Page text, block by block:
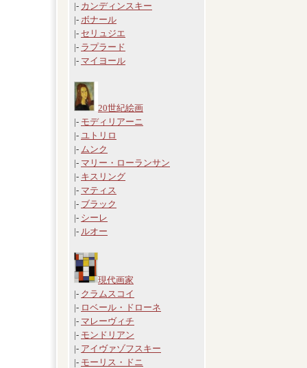
|- カンディンスキー
|- ボナール
|- セリュジエ
|- ラプラード
|- マイヨール
20世紀絵画
|- モディリアーニ
|- ユトリロ
|- ムンク
|- マリー・ローランサン
|- キスリング
|- マティス
|- ブラック
|- シーレ
|- ルオー
現代画家
|- クラムスコイ
|- ロベール・ドローネ
|- マレーヴィチ
|- モンドリアン
|- アイヴァゾフスキー
|- モーリス・ドニ